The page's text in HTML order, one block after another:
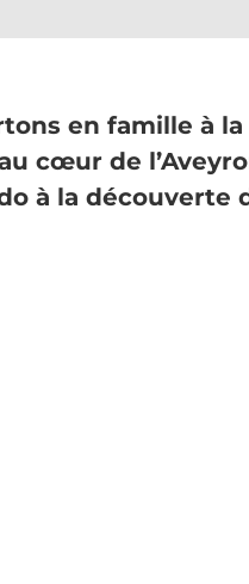
en famille à
cœur de
à la découverte